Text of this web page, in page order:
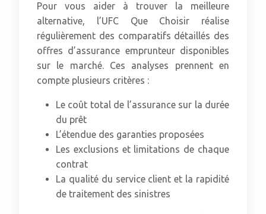
Pour vous aider à trouver la meilleure
alternative, l’UFC Que Choisir réalise
régulièrement des comparatifs détaillés des
offres d’assurance emprunteur disponibles
sur le marché. Ces analyses prennent en
compte plusieurs critères :
Le coût total de l’assurance sur la durée
du prêt
L’étendue des garanties proposées
Les exclusions et limitations de chaque
contrat
La qualité du service client et la rapidité
de traitement des sinistres